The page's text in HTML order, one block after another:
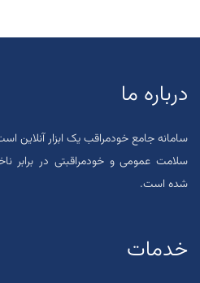
درباره ما
سامانه جامع خودمراقب یک ابزار آنلاین
سلامت عمومی و خودمراقبتی در برابر
شده است.
خدمات